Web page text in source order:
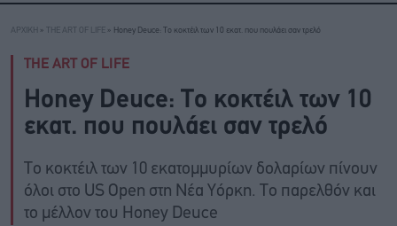
ΑΡΧΙΚΗ » THE ART OF LIFE » Honey Deuce: Το κοκτέιλ των 10 εκατ. που πουλάει σαν τρελό
THE ART OF LIFE
Honey Deuce: Το κοκτέιλ των 10
εκατ. που πουλάει σαν τρελό
Το κοκτέιλ των 10 εκατομμυρίων δολαρίων πίνουν
όλοι στο US Open στη Νέα Υόρκη. Το παρελθόν και
το μέλλον του Honey Deuce